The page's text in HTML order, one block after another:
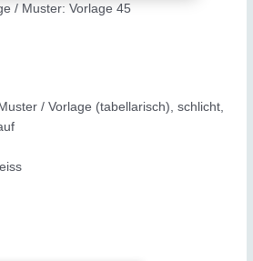
/ Muster: Vorlage 45
/ Vorlage (tabellarisch), schlicht,